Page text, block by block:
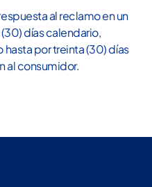
al reclamo en un
días calendario,
por treinta (30) días
al consumidor.